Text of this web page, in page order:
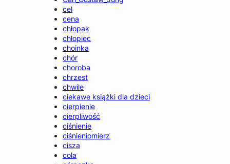
cel
cena
chłopak
chłopiec
choinka
chór
choroba
chrzest
chwile
ciekawe książki dla dzieci
cierpienie
cierpliwość
ciśnienie
ciśnieniomierz
cisza
cola